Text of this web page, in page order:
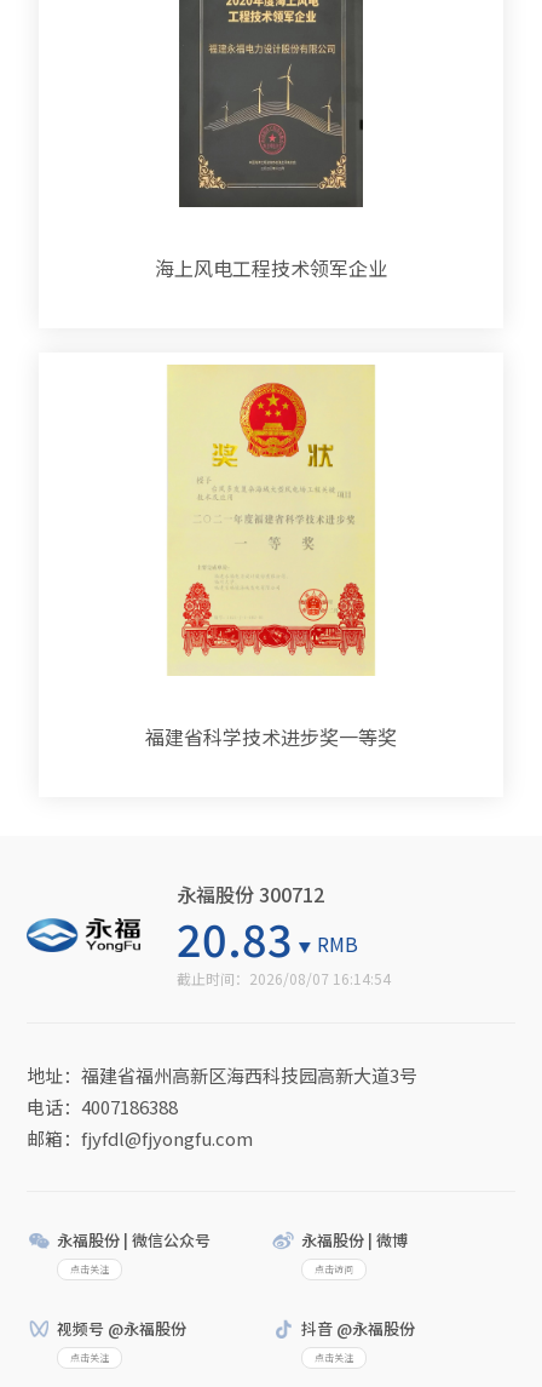
海上风电工程技术领军企业
福建省科学技术进步奖一等奖
永福股份 300712
20.83 RMB
截止时间： 2026/08/07 16:14:54
地址：福建省福州高新区海西科技园高新大道3号
电话：4007186388
邮箱：fjyfdl@fjyongfu.com
永福股份 | 微信公众号
点击关注
永福股份 | 微博
点击访问
视频号 @永福股份
点击关注
抖音 @永福股份
点击关注